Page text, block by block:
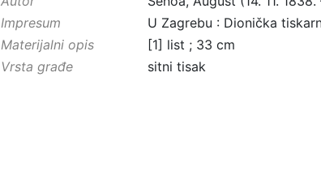
Impresum
U Zagrebu : Dionička
Materijalni opis
[1] list ; 33 cm
Vrsta građe
sitni tisak